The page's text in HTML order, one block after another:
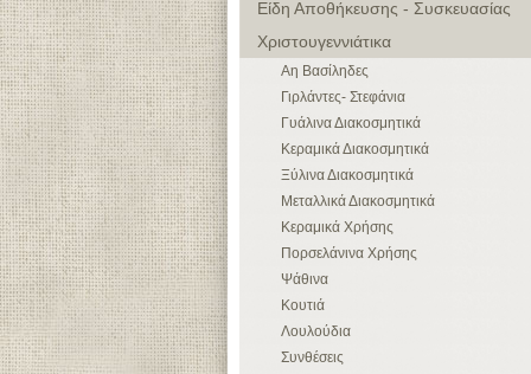
Είδη Αποθήκευσης - Συσκευασίας
Χριστουγεννιάτικα
Αη Βασίληδες
Γιρλάντες- Στεφάνια
Γυάλινα Διακοσμητικά
Κεραμικά Διακοσμητικά
Ξύλινα Διακοσμητικά
Μεταλλικά Διακοσμητικά
Κεραμικά Χρήσης
Πορσελάνινα Χρήσης
Ψάθινα
Κουτιά
Λουλούδια
Συνθέσεις